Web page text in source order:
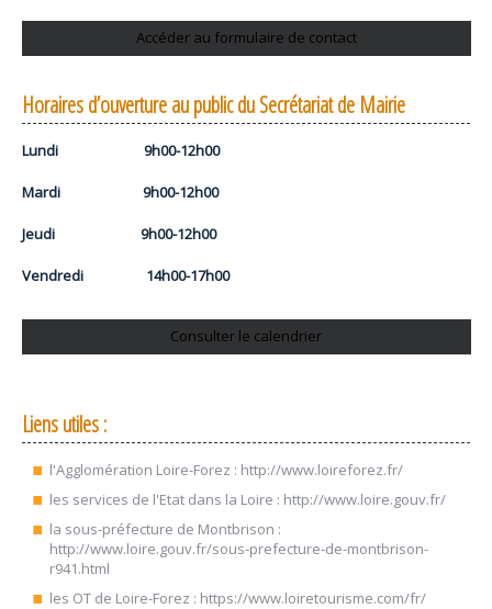
Accéder au formulaire de contact
Horaires d’ouverture au public du Secrétariat de Mairie
Lundi 9h00-12h00
Mardi 9h00-12h00
Jeudi 9h00-12h00
Vendredi 14h00-17h00
Consulter le calendrier
Liens utiles :
l'Agglomération Loire-Forez : http://www.loireforez.fr/
les services de l'Etat dans la Loire : http://www.loire.gouv.fr/
la sous-préfecture de Montbrison :
http://www.loire.gouv.fr/sous-prefecture-de-montbrison-
r941.html
les OT de Loire-Forez : https://www.loiretourisme.com/fr/